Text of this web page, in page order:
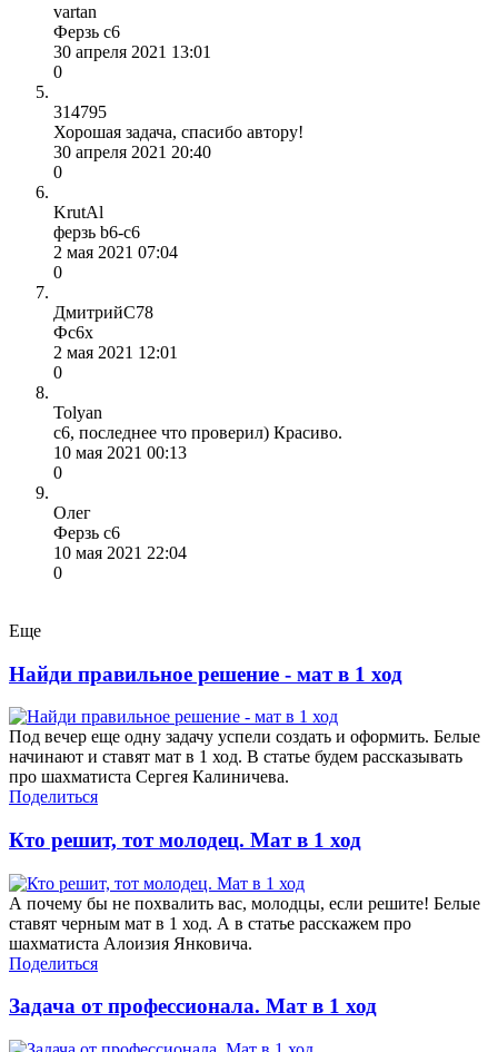
vartan
Ферзь с6
30 апреля 2021 13:01
0
314795
Хорошая задача, спасибо автору!
30 апреля 2021 20:40
0
KrutAl
ферзь b6-c6
2 мая 2021 07:04
0
ДмитрийС78
Фс6х
2 мая 2021 12:01
0
Tolyan
с6, последнее что проверил) Красиво.
10 мая 2021 00:13
0
Олег
Ферзь с6
10 мая 2021 22:04
0
Еще
Найди правильное решение - мат в 1 ход
Под вечер еще одну задачу успели создать и оформить. Белые
начинают и ставят мат в 1 ход. В статье будем рассказывать
про шахматиста Сергея Калиничева.
Поделиться
Кто решит, тот молодец. Мат в 1 ход
А почему бы не похвалить вас, молодцы, если решите! Белые
ставят черным мат в 1 ход. А в статье расскажем про
шахматиста Алоизия Янковича.
Поделиться
Задача от профессионала. Мат в 1 ход